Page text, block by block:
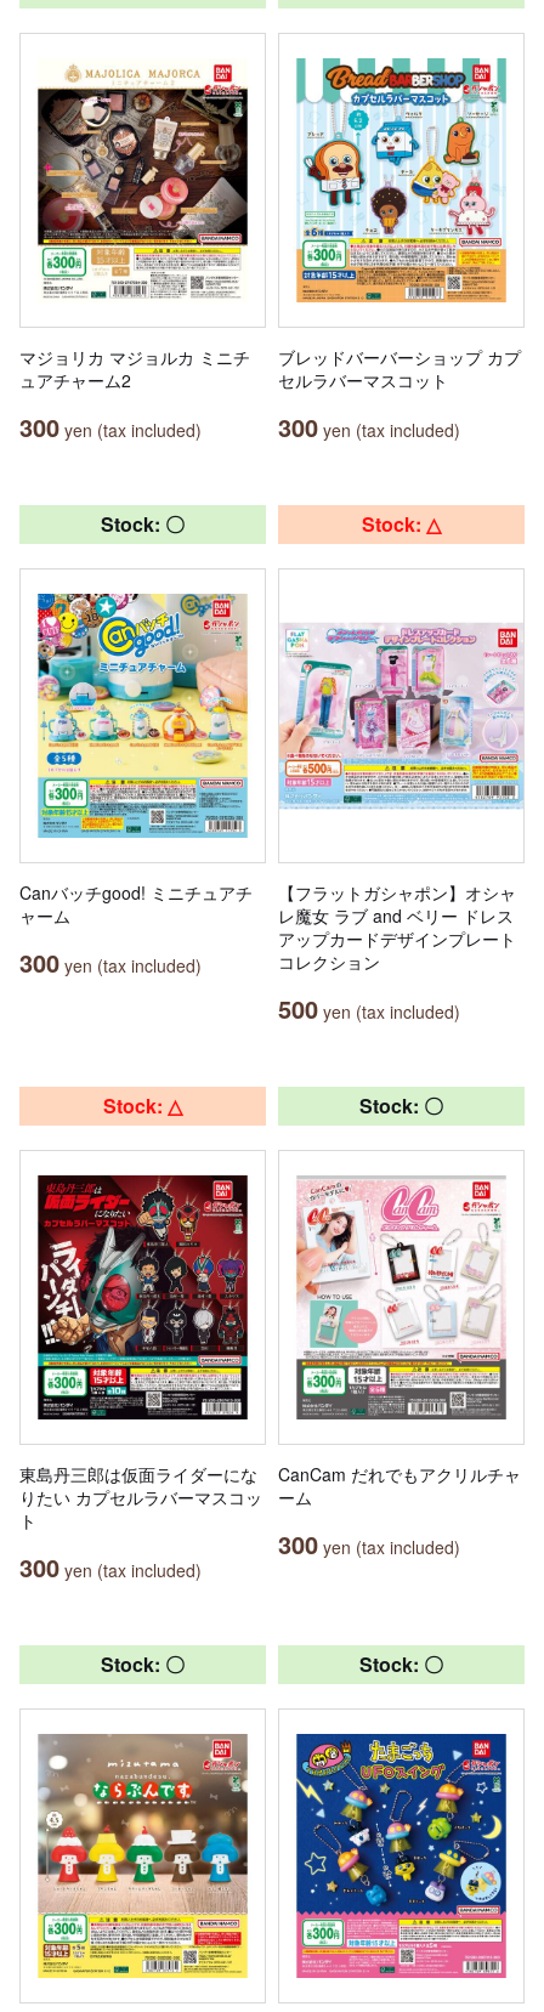
マジョリカ マジョルカ ミニチ
ュアチャーム2
300 yen (tax included)
ブレッドバーバーショップ カプ
セルラバーマスコット
300 yen (tax included)
Stock: 〇
Canバッチgood! ミニチュアチ
ャーム
300 yen (tax included)
Stock: △
【フラットガシャポン】オシャ
レ魔女 ラブ and ベリー ドレス
アップカードデザインプレート
コレクション
500 yen (tax included)
Stock: △
東島丹三郎は仮面ライダーにな
りたい カプセルラバーマスコッ
ト
300 yen (tax included)
Stock: 〇
CanCam だれでもアクリルチャ
ーム
300 yen (tax included)
Stock: 〇 Stock: 〇